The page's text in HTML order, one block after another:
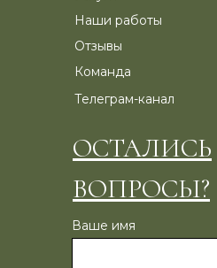
ОСТАЛИСЬ
ВОПРОСЫ?
Наши работы
Отзывы
Команда
Телеграм-канал
Ваше имя